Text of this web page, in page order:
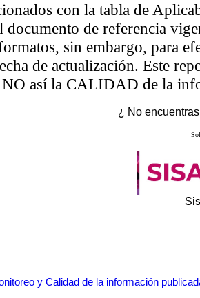
con la tabla de
documento de referencia
sin embargo, para
de actualización. Este
NO así la CALIDAD de la
¿ No
y Calidad de la información